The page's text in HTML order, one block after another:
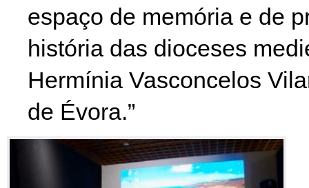
espaço de memória e de
história das dioceses
Hermínia Vasconcelos
de Évora.”